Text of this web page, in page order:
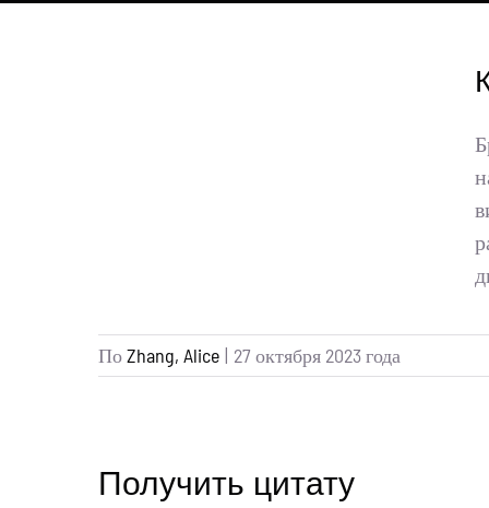
ПоZhang, Alice | 27 октября 2023 года
Получить цитату